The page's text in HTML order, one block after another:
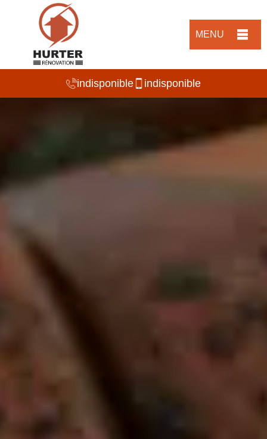
MENU
indisponible indisponible